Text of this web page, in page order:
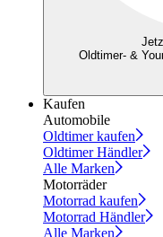
Oldtimer- &
Kaufen
Automobile
Oldtimer kaufen
Oldtimer Händler
Alle Marken
Motorräder
Motorrad kaufen
Motorrad Händler
Alle Marken